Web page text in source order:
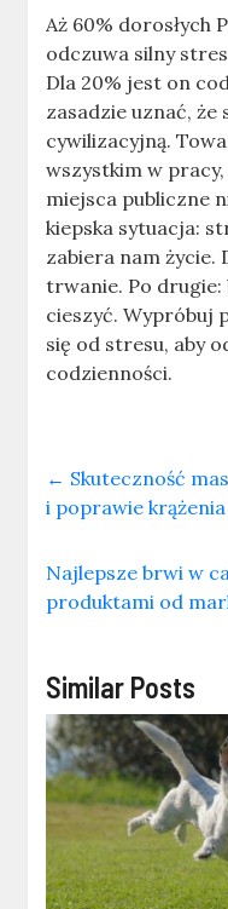
Aż 60% dorosłych
odczuwa silny
Dla 20% jest on
zasadzie uznać, że
cywilizacyjną.
wszystkim w
miejsca publiczne
kiepska sytuacja:
zabiera nam życie.
trwanie. Po drugie:
cieszyć. Wypróbuj
się od stresu, aby
codzienności.
← Skuteczność
i poprawie krążenia
Najlepsze brwi w
produktami od
Similar Posts